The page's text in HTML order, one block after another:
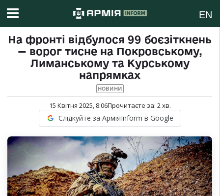
EN
На фронті відбулося 99 боєзіткнень
— ворог тисне на Покровському,
Лиманському та Курському
напрямках
НОВИНИ
15 Квітня 2025, 8:06Прочитаєте за: 2хв.
Слідкуйте за АрміяInform в Google